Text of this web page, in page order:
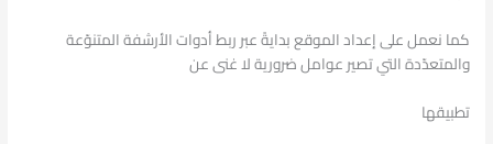
كما نعمل على إعداد الموقع بدايةً عبر ربط أدوات الأرشفة المتنوّعة
والمتعدّدة التي تصير عوامل ضرورية لا غنى عن
تطبيقها